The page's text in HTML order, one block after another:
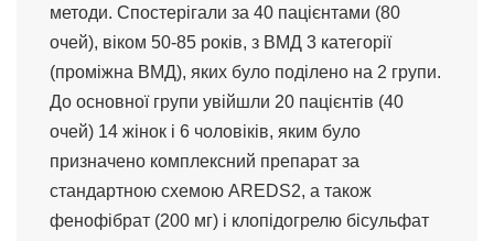
методи. Спостерігали за 40 пацієнтами (80
очей), віком 50-85 років, з ВМД 3 категорії
(проміжна ВМД), яких було поділено на 2 групи.
До основної групи увійшли 20 пацієнтів (40
очей) 14 жінок і 6 чоловіків, яким було
призначено комплексний препарат за
стандартною схемою AREDS2, а також
фенофібрат (200 мг) і клопідогрелю бісульфат